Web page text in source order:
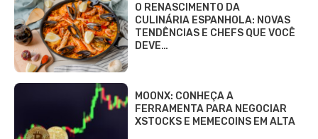
O RENASCIMENTO DA
CULINÁRIA ESPANHOLA: NOVAS
TENDÊNCIAS E CHEFS QUE VOCÊ
DEVE…
MOONX: CONHEÇA A
FERRAMENTA PARA NEGOCIAR
XSTOCKS E MEMECOINS EM ALTA